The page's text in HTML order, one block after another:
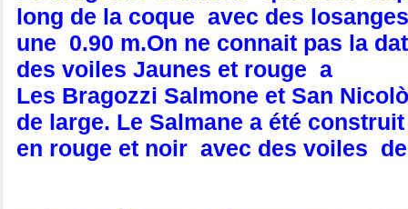
long de la coque avec des
une 0.90 m.On ne connait pas la
des voiles Jaunes et rouge a
Les Bragozzi Salmone et San
de large. Le Salmane a été
en rouge et noir avec des voiles